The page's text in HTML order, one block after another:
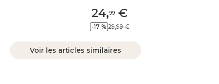
24,99 €
-17 % 29,99 €
Voir les articles similaires